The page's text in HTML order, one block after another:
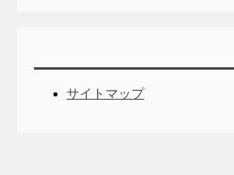
サイトマップ